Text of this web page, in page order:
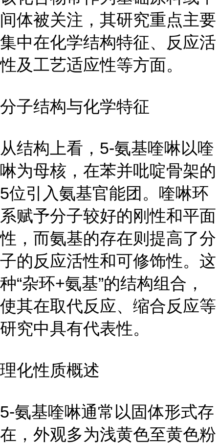
间体被关注，其研究重点主要
集中在化学结构特征、反应活
性及工艺适应性等方面。
分子结构与化学特征
从结构上看，5-氨基喹啉以喹
啉为母核，在苯并吡啶骨架的
5位引入氨基官能团。喹啉环
系赋予分子较好的刚性和平面
性，而氨基的存在则提高了分
子的反应活性和可修饰性。这
种“杂环+氨基”的结构组合，
使其在取代反应、缩合反应等
研究中具有代表性。
理化性质概述
5-氨基喹啉通常以固体形式存
在，外观多为浅黄色至黄色粉